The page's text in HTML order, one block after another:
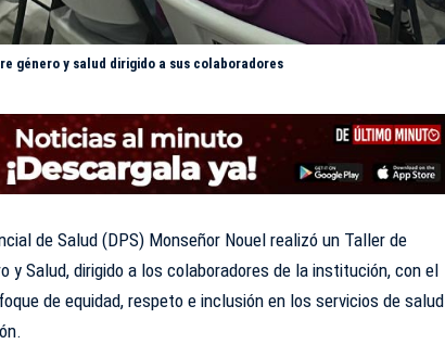
género y salud dirigido a sus colaboradores
de Salud (DPS) Monseñor Nouel realizó un Taller de
y Salud, dirigido a los colaboradores de la institución, con el
de equidad, respeto e inclusión en los servicios de salud